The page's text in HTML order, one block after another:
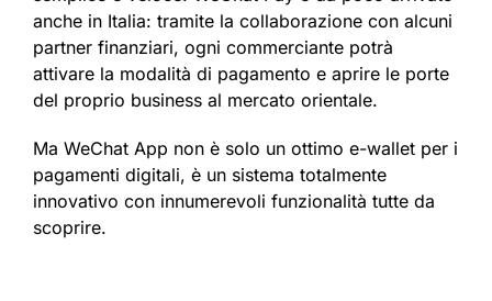
anche in Italia: tramite la collaborazione con alcuni
partner finanziari, ogni commerciante potrà
attivare la modalità di pagamento e aprire le porte
del proprio business al mercato orientale.
Ma WeChat App non è solo un ottimo e-wallet per i
pagamenti digitali, è un sistema totalmente
innovativo con innumerevoli funzionalità tutte da
scoprire.